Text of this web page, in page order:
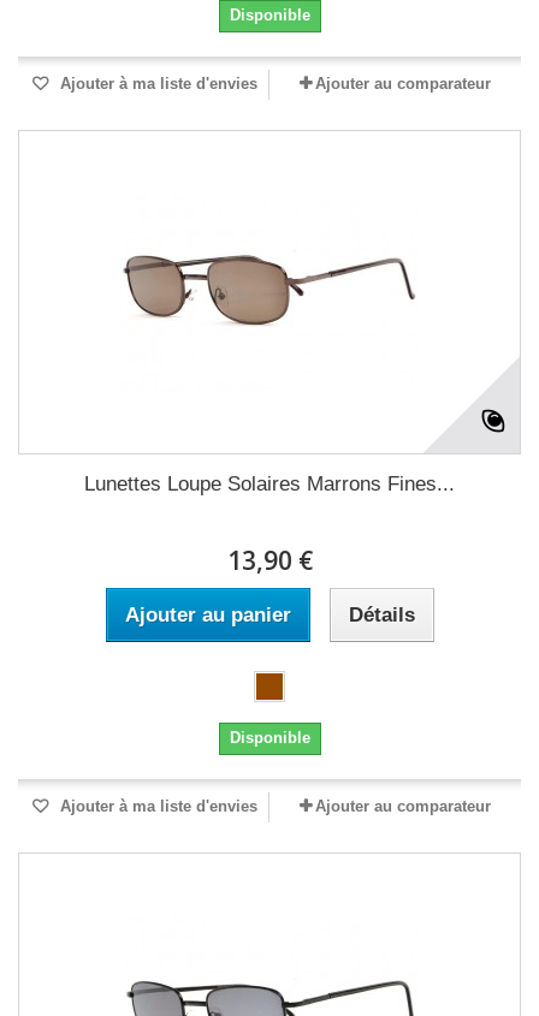
Disponible
Ajouter à ma liste d'envies Ajouter au comparateur
Lunettes Loupe Solaires Marrons Fines...
13,90 €
Ajouter au panier Détails
Disponible
Ajouter à ma liste d'envies Ajouter au comparateur